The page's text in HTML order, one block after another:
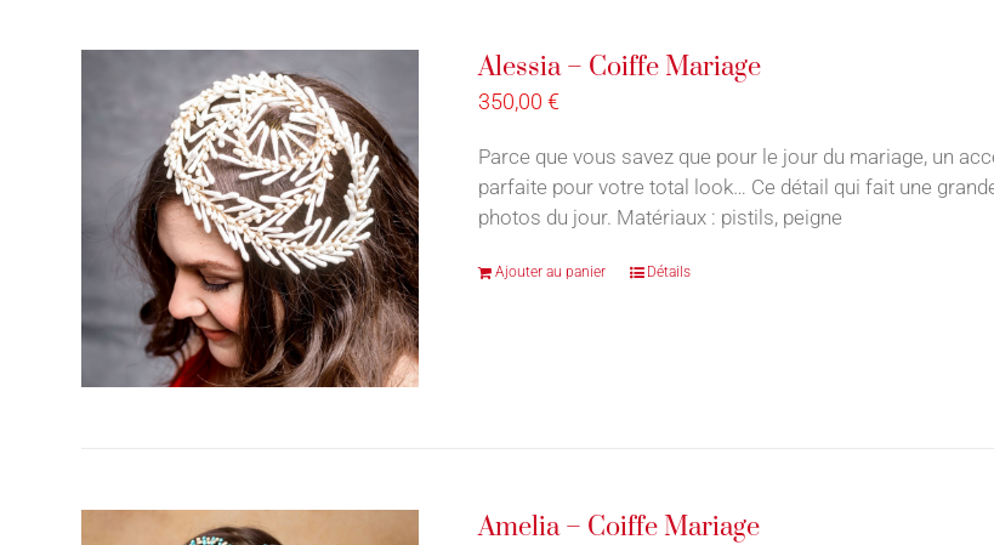
Alessia – Coiffe Mariage
350,00 €
Parce que vous savez que pour le jour du mariage, un
parfaite pour votre total look… Ce détail qui fait une
photos du jour. Matériaux : pistils, peigne
Ajouter au panier Détails
Amelia – Coiffe Mariage